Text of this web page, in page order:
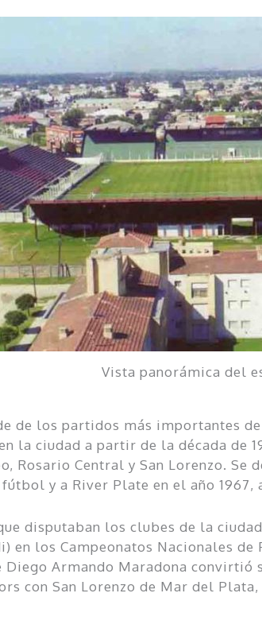
Vista panorámica del
de los partidos más importantes
la ciudad a partir de la década de
Rosario Central y San Lorenzo.
y a River Plate en el año 1967,
disputaban los clubes de la
en los Campeonatos Nacionales
Armando Maradona
con San Lorenzo de Mar del